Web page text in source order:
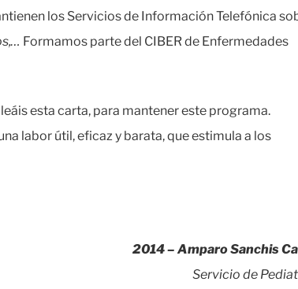
los Servicios de Información Telefónica
Formamos parte del CIBER de Enfermedades
esta carta, para mantener este programa.
labor útil, eficaz y barata, que estimula a los
2014 – Amparo Sanchis
Servicio de